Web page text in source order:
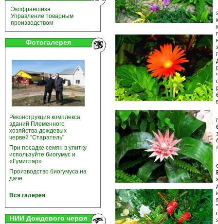
Экофраншиза
Управление товарным
производством
Фотогалерея
Реконструкция комплекса
зданий Племенного
хозяйства дождевых
червей "Старатель"
При посадке семян в улитку
используйте биогумус и
«Гумистар»
Производство биогумуса на
даче
Вся галерея
НИИ Дождевого червя